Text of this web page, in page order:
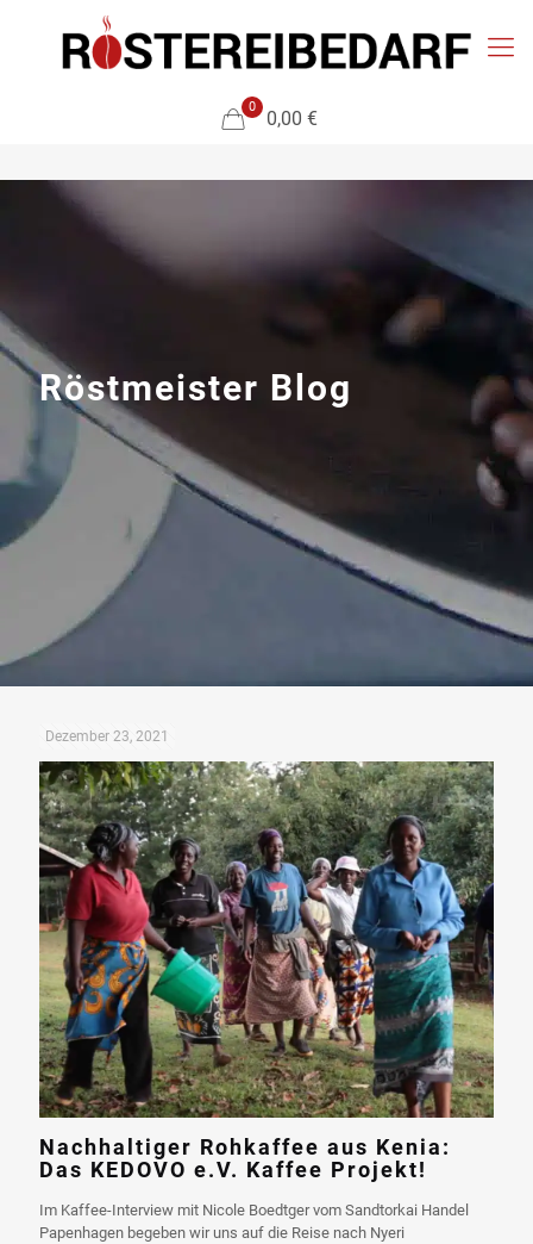
0
0,00 €
Röstmeister Blog
Dezember 23, 2021
Nachhaltiger Rohkaffee aus Kenia:
Das KEDOVO e.V. Kaffee Projekt!
Im Kaffee-Interview mit Nicole Boedtger vom Sandtorkai Handel
Papenhagen begeben wir uns auf die Reise nach Nyeri